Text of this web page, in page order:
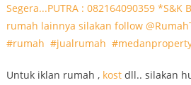
Untuk iklan rumah , kostdll.. silakan